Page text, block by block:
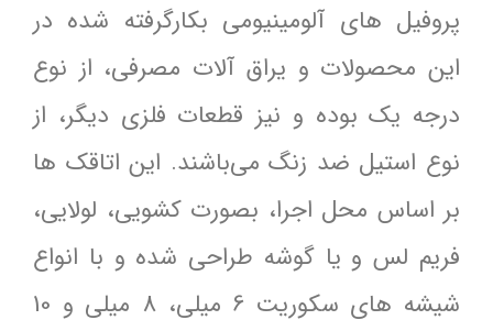
پروفیل های آلومینیومی بکارگرفته شده در
این محصولات و یراق آلات مصرفی، از نوع
درجه یک بوده و نیز قطعات فلزی دیگر، از
نوع استیل ضد زنگ می‌باشند. این اتاقک ها
بر اساس محل اجرا، بصورت کشویی، لولایی،
فریم لس و یا گوشه طراحی شده و با انواع
شیشه های سکوریت 6 میلی، 8 میلی و 10